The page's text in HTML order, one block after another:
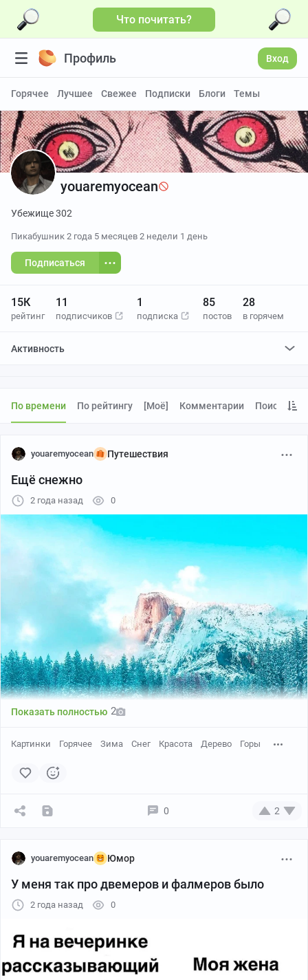
Что почитать?
Профиль Вход
Горячее Лучшее Свежее Подписки Блоги Темы
youaremyocean
Убежище 302
Пикабушник 2 года 5 месяцев 2 недели 1 день
Подписаться
15К
рейтинг
11
подписчиков
1
подписка
85
постов
28
в горячем
Активность
По времени По рейтингу [моё] Комментарии Поиск
youaremyocean Путешествия
Ещё снежно
2 года назад 0
Показать полностью 2
Картинки Горячее Зима Снег Красота Дерево Горы
0 2
youaremyocean Юмор
У меня так про двемеров и фалмеров было
2 года назад 0
Больше видео